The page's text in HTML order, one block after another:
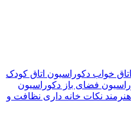
خواب دکوراسیون اتاق کودک
فضای باز دکوراسیون
نکات خانه داری نظافت و